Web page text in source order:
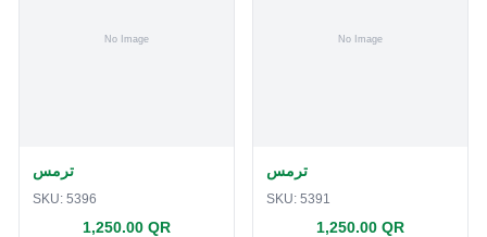
ترمس
SKU: 5396
1,250.00 QR
ترمس
SKU: 5391
1,250.00 QR